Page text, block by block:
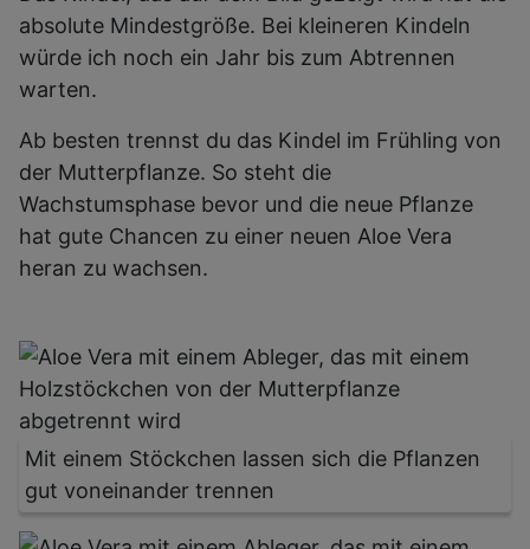
absolute Mindestgröße. Bei kleineren Kindeln
würde ich noch ein Jahr bis zum Abtrennen
warten.
Ab besten trennst du das Kindel im Frühling von
der Mutterpflanze. So steht die
Wachstumsphase bevor und die neue Pflanze
hat gute Chancen zu einer neuen Aloe Vera
heran zu wachsen.
Mit einem Stöckchen lassen sich die Pflanzen
gut voneinander trennen